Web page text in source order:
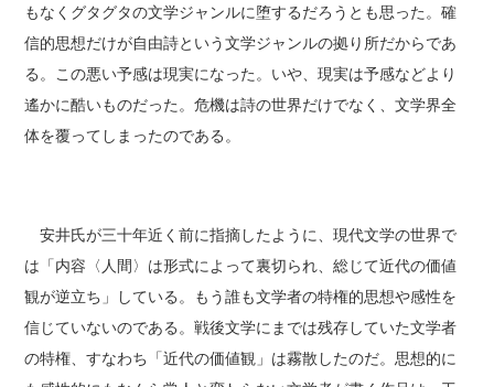
もなくグタグタの文学ジャンルに堕するだろうとも思った。確
信的思想だけが自由詩という文学ジャンルの拠り所だからであ
る。この悪い予感は現実になった。いや、現実は予感などより
遙かに酷いものだった。危機は詩の世界だけでなく、文学界全
体を覆ってしまったのである。
安井氏が三十年近く前に指摘したように、現代文学の世界で
は「内容〈人間〉は形式によって裏切られ、総じて近代の価値
観が逆立ち」している。もう誰も文学者の特権的思想や感性を
信じていないのである。戦後文学にまでは残存していた文学者
の特権、すなわち「近代の価値観」は霧散したのだ。思想的に